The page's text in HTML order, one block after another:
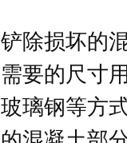
铲除损坏的
需要的尺寸
玻璃钢等方